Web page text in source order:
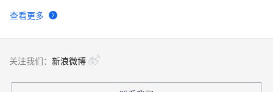
查看更多
关注我们： 新浪微博